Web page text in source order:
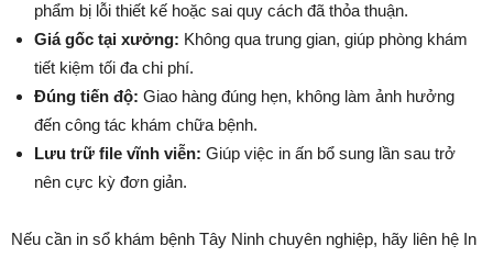
phẩm bị lỗi thiết kế hoặc sai quy cách đã thỏa thuận.
Giá gốc tại xưởng: Không qua trung gian, giúp phòng khám
tiết kiệm tối đa chi phí.
Đúng tiến độ: Giao hàng đúng hẹn, không làm ảnh hưởng
đến công tác khám chữa bệnh.
Lưu trữ file vĩnh viễn: Giúp việc in ấn bổ sung lần sau trở
nên cực kỳ đơn giản.
Nếu cần in sổ khám bệnh Tây Ninh chuyên nghiệp, hãy liên hệ In